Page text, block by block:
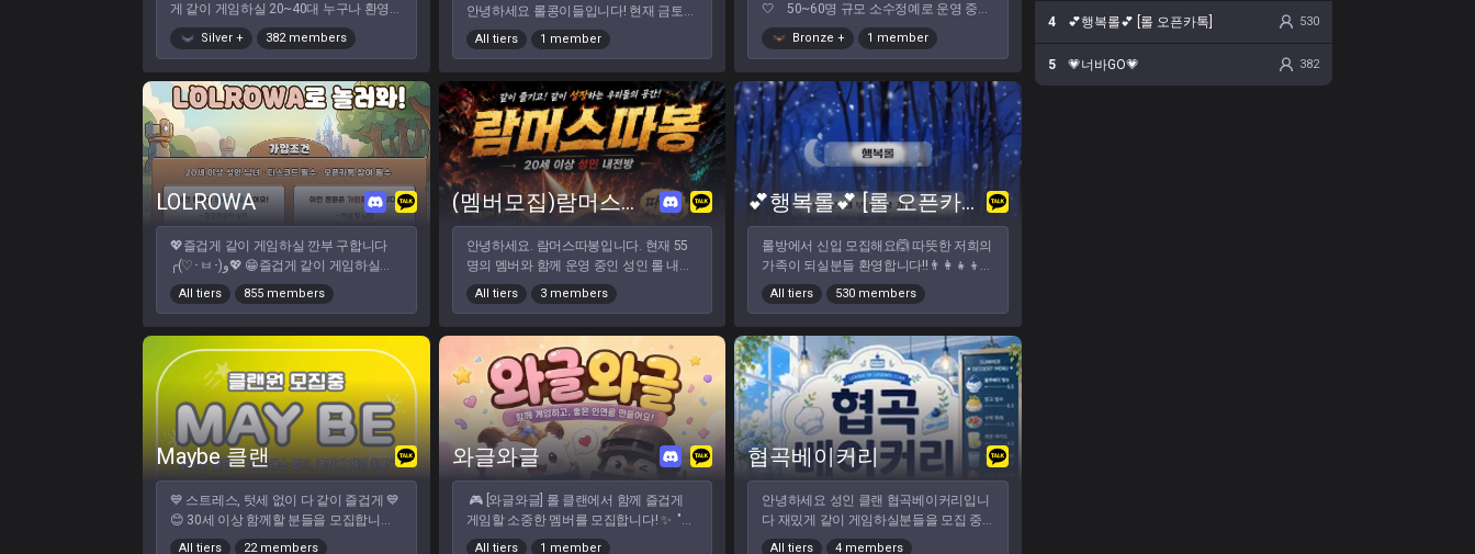
게 같이 게임하실 20~40대 누구나 환영
합니다 🍰 클랜 평균 연령대에 30대가 많
습니다. 40대 분들도 환영해요 🎉 너바GO
리는곳! ( 이벤트, 리그, 토너먼트, 종겜 등
다양한 컨텐츠) 🌸 일반/칼바/롤체/듀랭/
자랭/종합게임 등 다양한 모드의 파티를
구할수 있는 곳 🌸 텃세, 끼리끼리의 친목
질 없이 두루두루 잘 지낼수 있는 환경 💡
23살 이상 💡게임 좋아하시는분 💡두루두
루 잘 지내실수 있는분 💡LOL을 사랑하시
는분 ❌ 남미새, 여미새 ❌ 상식을 벗어난
게임 매너 ❌ 과도한 친목질 ❌ 타인에게
욕설 및 지적금지 (혼잣말 욕설 자제) 🌼가
입방법🌼 ①듀오 사이트 클랜 가입신청
👉우측 상단 가입신청 클릭 ②톡방 상담
후 디스코드 안내 👉우측 상단 카카오톡
Silver + 382 members
안녕하세요 롤콩이들입니다! 현재 금토일
저녁 내전 진행중입니다!! 혼롤이 심심하
다면? 편하게 게임하고 자연스럽게 친해
질 친구들을 기다립니다! ✨ 이런 분들 환
영해요 🌼 롤을 좋아하는 성인 유저 🌼 초
보, 복귀, 즐겜, 빡겜 모두 환영 🌼 듀오 /
자랭 / 칼바람 / 롤체 / 종합게임까지! 🌼
매너 있게 오래 함께하실 분 💚 롤콩이들
은 ✔️ 자유로운 파티 모집 ✔️ 접속 강요 없
음 ✔️ 신입도 소외되지 않는 분위기 ✔️ 음
성 참여 필수 게임은 혼자보다 함께할 때
더 재밌습니다. 🍀 롤콩이들에서 함께 한
판 어떠세요?
All tiers 1 member
🤍 50~60명 규모 소수정예로 운영 중이
며, 클린하고 화목한 분위기 유지하고 있
습니다🔥 자랭, 솔랭, 내전, 칼바람 함께 즐
종합게임도 상시진행중! 고민없이 입장해
주세요🤍
Bronze + 1 member
LOLROWA
💖즐겁게 같이 게임하실 깐부 구합니다
╭(♡･ㅂ･)و💖 😁즐겁게 같이 게임하실
20~30대 누구나 환영합니다😁
🎉 LOLROWA만의 특별한 점 🎉 ✨ 자체
밸런스 시스템 (LOLROWA) "아 팀운 억까
질 때까지 쫄깃한 황금 밸런스 내전을 만
들어 드립니다. ✨ 나만의 내전 전적 &
MVP 내전 한 판 한 판이 잊히지 않게! 내
폼과 MVP 기록이 전용 사이트에 예쁘게
기록됩니다. (구경하는 재미 쏠쏠👀) ✨ 연
2회 클랜 최대 축제 '멸망전' 리그전 및 다
양한 이벤트 진행! 내 전적으로 몸값이 정
해지는 꿀잼 드래프트도 경험해 보세요.
✨ 스트레스 ZERO '용기 내전' 지표 관리
빡세다고요? 올 랜덤 포지션+챔피언으로
All tiers 855 members
(멤버모집)람머스따봉
안녕하세요. 람머스따봉입니다. 현재 55
명의 멤버와 함께 운영 중인 성인 롤 내전
방입니다. 아이언부터 에메랄드까지 저티
어 유저들이 부담 없이 게임할 수 있는 분
위기를 지향하고 있습니다. 실력보다는
함께 즐기고 배려하는 문화를 중요하게
생각하며, 처음 오시는 분이나 복귀 유저
도 편하게 적응하실 수 있습니다. 오래 함
께 게임하실 분들을 기다리고 있습니다.
All tiers 3 members
💕행복롤💕 [롤 오픈카톡]
롤방에서 신입 모집해요🙆 따뜻한 저희의
가족이 되실분들 환영합니다!!👨‍👩‍👧‍👦
나이제한:20⬆ 실력 상관없어요! 행복하
게 가족처럼 지내면서 겜하실분들만!! 디
코 필수입니다!!💕 현재 저희는 하루에 내
전,자랭 꾸준히 돌아가고 솔랭,롤체,칼바
람 가릴 것 없이 다양하게 돌아가요~ 얼른
와주세요>_<!!❤ 현재인원: 약 160명 !! 자
랭/내전/칼바람/솔랭 좋아하시는분!! Go
❤❣행복롤 20⬆ 성인🔥 💛신입환영💛
All tiers 530 members
Maybe 클랜
💙 스트레스, 텃세 없이 다 같이 즐겁게 💙
😊 30세 이상 함께할 분들을 모집합니다
😊 🌻 클랜 특징 🌻 🌟 주력 : 5인 자랭, 내
All tiers 22 members
와글와글
🎮 [와글와글] 롤 클랜에서 함께 즐겁게
게임할 소중한 멤버를 모집합니다! ✨ "함
께 게임하고, 좋은 인연을 만들어가
All tiers 1 member
협곡베이커리
안녕하세요 성인 클랜 협곡베이커리입니
다 재밌게 같이 게임하실분들을 모집 중
입니다
All tiers 4 members
4 💕행복롤💕 [롤 오픈카톡] 530
5 💗너바GO💗 382